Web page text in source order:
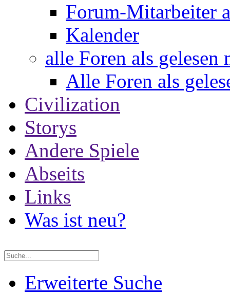
Forum-Mitarbeiter
Kalender
alle Foren als gelesen
Alle Foren als
Civilization
Storys
Andere Spiele
Abseits
Links
Was ist neu?
Erweiterte Suche